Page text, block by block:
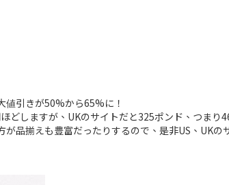
値引きが50%から65%に！
しますが、UKのサイトだと325ポンド、つまり
品揃えも豊富だったりするので、是非US、UKの